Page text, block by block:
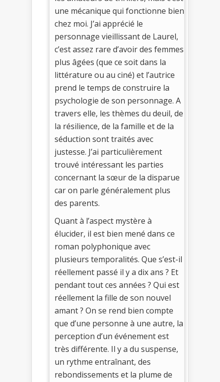
une mécanique qui fonctionne bien
chez moi. J’ai apprécié le
personnage vieillissant de Laurel,
c’est assez rare d’avoir des femmes
plus âgées (que ce soit dans la
littérature ou au ciné) et l’autrice
prend le temps de construire la
psychologie de son personnage. A
travers elle, les thèmes du deuil, de
la résilience, de la famille et de la
séduction sont traités avec
justesse. J’ai particulièrement
trouvé intéressant les parties
concernant la sœur de la disparue
car on parle généralement plus
des parents.
Quant à l’aspect mystère à
élucider, il est bien mené dans ce
roman polyphonique avec
plusieurs temporalités. Que s’est-il
réellement passé il y a dix ans ? Et
pendant tout ces années ? Qui est
réellement la fille de son nouvel
amant ? On se rend bien compte
que d’une personne à une autre, la
perception d’un événement est
très différente. Il y a du suspense,
un rythme entraînant, des
rebondissements et la plume de